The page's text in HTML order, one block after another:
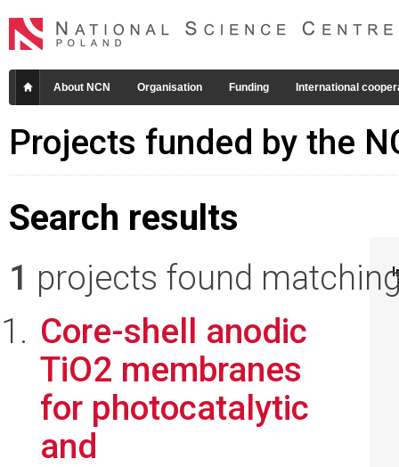
About NCN Organisation Funding International
Projects funded by the
Search results
1 projects found
Core-shell anodic
TiO2 membranes
for photocatalytic
and